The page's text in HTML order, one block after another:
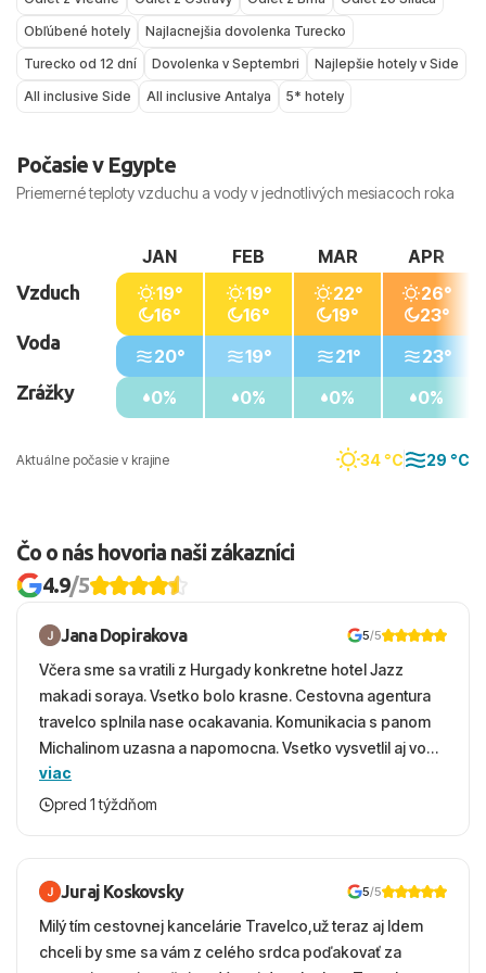
popisy, ktoré vám uľahčia výber podľa vašich
priorít.
Obľúbené hotely
Najlacnejšia dovolenka Turecko
Turecko od 12 dní
Dovolenka v Septembri
Najlepšie hotely v Side
All inclusive Side
All inclusive Antalya 5* hotely
Počasie v Egypte
Priemerné teploty vzduchu a vody v jednotlivých mesiacoch roka
Aktuálne počasie v krajine 34 °C 29 °C
Vzduch
Voda
Zrážky
JAN
19°
16°
20°
0%
FEB
19°
16°
19°
0%
MAR
22°
19°
21°
0%
APR
26°
23°
23°
0%
Čo o nás hovoria naši zákazníci
4.9/5
Jana Dopirakova 5/5
Včera sme sa vratili z Hurgady konkretne hotel Jazz
makadi soraya. Vsetko bolo krasne. Cestovna agentura
travelco splnila nase ocakavania. Komunikacia s panom
Michalinom uzasna a napomocna. Vsetko vysvetlil aj vo
vecernych hodinach zaco sa ospravedlnujem. Hotel
krasny, cisty. Sluzby top. Strava, prostredie, more,
viac
pred 1 týždňom
Juraj Koskovsky 5/5
Milý tím cestovnej kancelárie Travelco,už teraz aj Idem
chceli by sme sa vám z celého srdca poďakovať za